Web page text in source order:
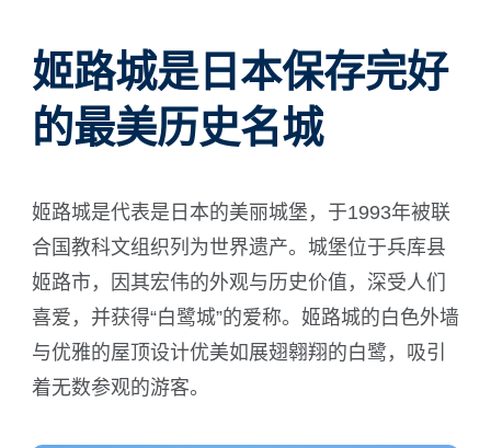
姬路城是日本保存完好
的最美历史名城
姬路城是代表是日本的美丽城堡，于1993年被联
合国教科文组织列为世界遗产。城堡位于兵库县
姬路市，因其宏伟的外观与历史价值，深受人们
喜爱，并获得“白鹭城”的爱称。姬路城的白色外墙
与优雅的屋顶设计优美如展翅翱翔的白鹭，吸引
着无数参观的游客。